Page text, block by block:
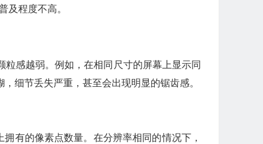
及程度不高。
感越弱。例如，在相同尺寸的屏幕上显示同
细节丢失严重，甚至会出现明显的锯齿感。
有的像素点数量。在分辨率相同的情况下，